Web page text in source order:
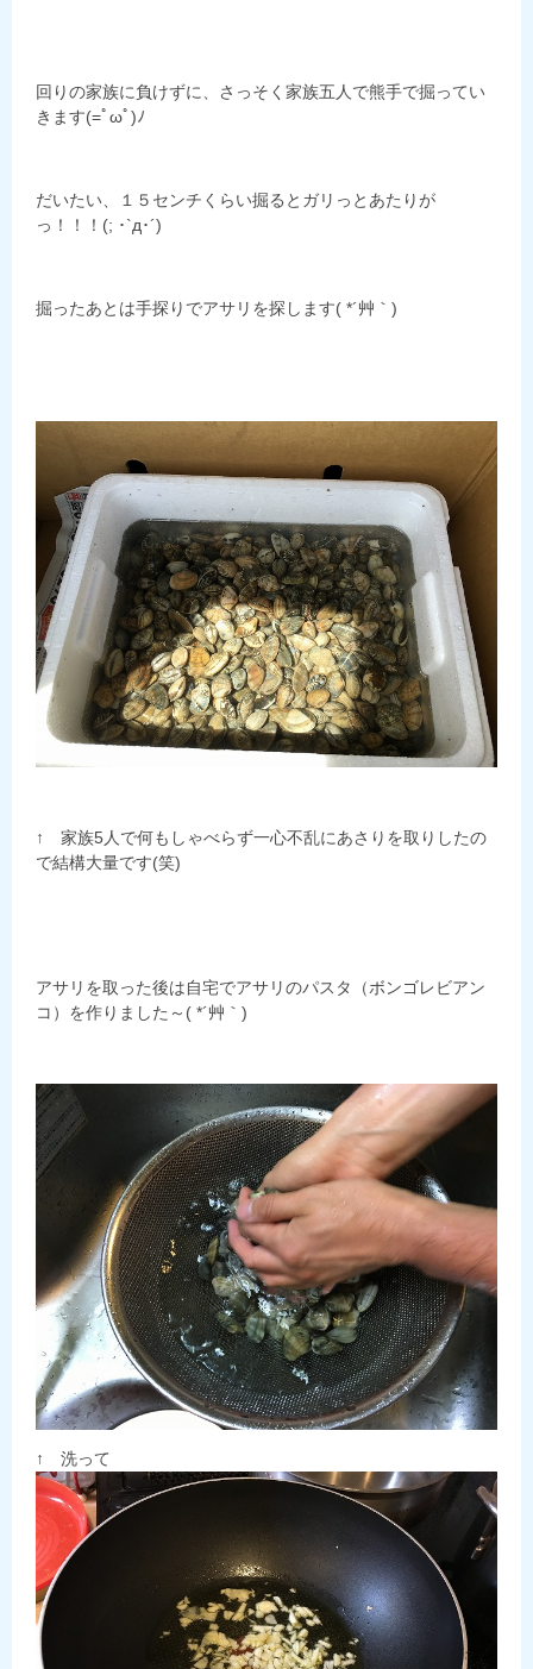
回りの家族に負けずに、さっそく家族五人で熊手で掘ってい
きます(=ﾟωﾟ)ﾉ
だいたい、１５センチくらい掘るとガリっとあたりが
っ！！！(; ･`д･´)
掘ったあとは手探りでアサリを探します( *´艸｀)
↑ 家族5人で何もしゃべらず一心不乱にあさりを取りしたの
で結構大量です(笑)
アサリを取った後は自宅でアサリのパスタ（ボンゴレビアン
コ）を作りました～( *´艸｀)
↑ 洗って